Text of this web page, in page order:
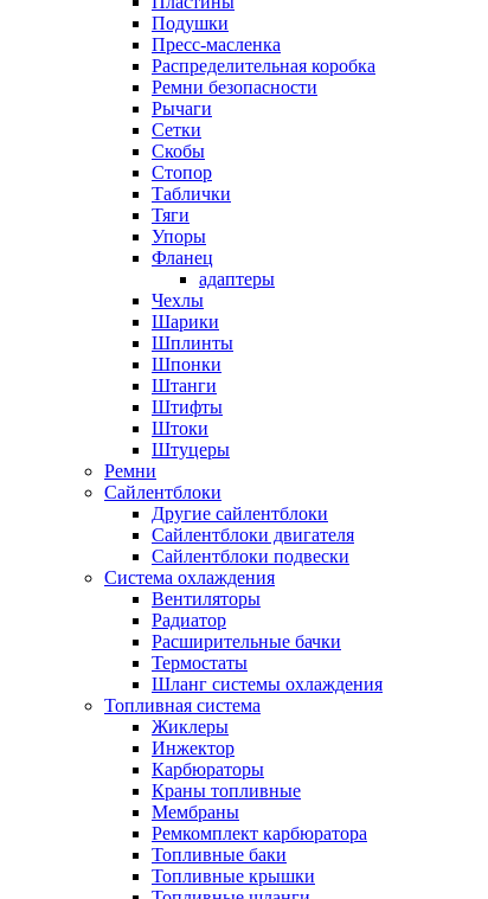
Подушки
Пресс-масленка
Распределительная коробка
Ремни безопасности
Рычаги
Сетки
Скобы
Стопор
Таблички
Тяги
Упоры
Фланец
адаптеры
Чехлы
Шарики
Шплинты
Шпонки
Штанги
Штифты
Штоки
Штуцеры
Ремни
Сайлентблоки
Другие сайлентблоки
Сайлентблоки двигателя
Сайлентблоки подвески
Система охлаждения
Вентиляторы
Радиатор
Расширительные бачки
Термостаты
Шланг системы охлаждения
Топливная система
Жиклеры
Инжектор
Карбюраторы
Краны топливные
Мембраны
Ремкомплект карбюратора
Топливные баки
Топливные крышки